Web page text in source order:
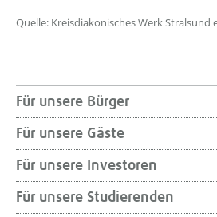
Quelle: Kreisdiakonisches Werk Stralsund
Für unsere Bürger
Für unsere Gäste
Für unsere Investoren
Für unsere Studierenden